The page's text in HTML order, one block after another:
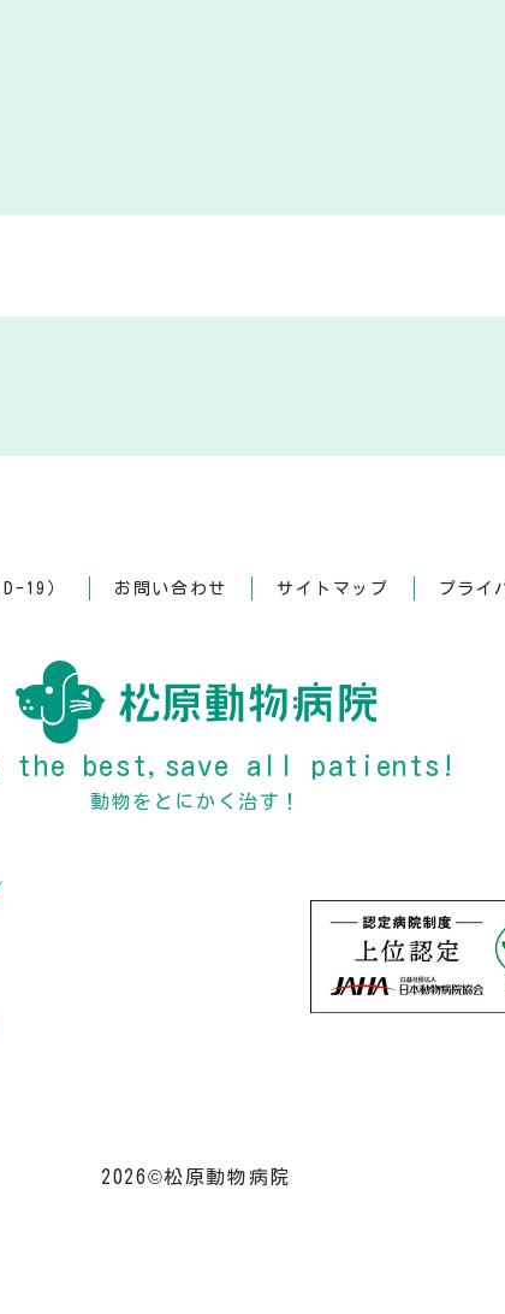
19） お問い合わせ サイトマップ プライ
the best,save all patients!
動物をとにかく治す！
2026©松原動物病院